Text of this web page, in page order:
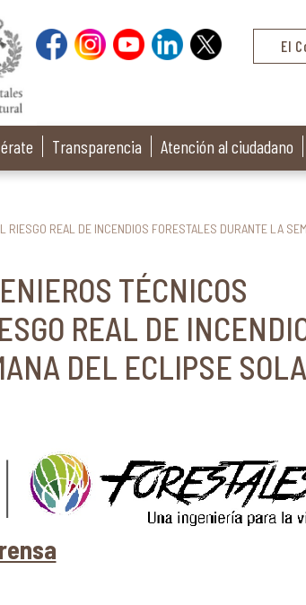
El
Transparencia Atención al ciudadano
RIESGO REAL DE INCENDIOS FORESTALES DURANTE LA
TÉCNICOS
REAL DE
DEL ECLIPSE